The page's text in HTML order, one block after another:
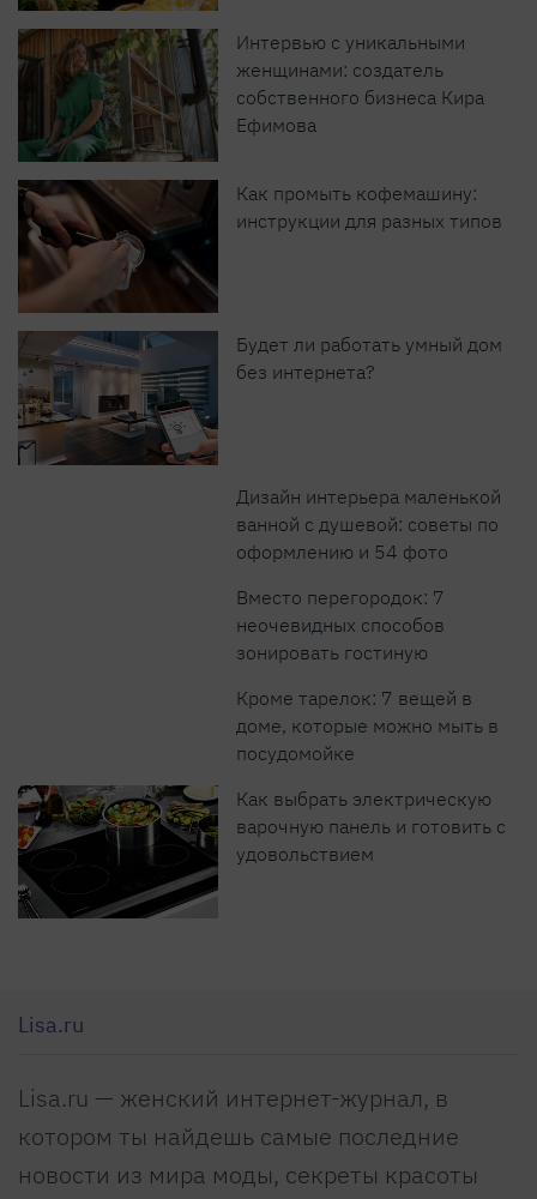
Интервью с уникальными
женщинами: создатель
собственного бизнеса Кира
Ефимова
Как промыть кофемашину:
инструкции для разных типов
Будет ли работать умный дом
без интернета?
Дизайн интерьера маленькой
ванной с душевой: советы по
оформлению и 54 фото
Вместо перегородок: 7
неочевидных способов
зонировать гостиную
Кроме тарелок: 7 вещей в
доме, которые можно мыть в
посудомойке
Как выбрать электрическую
варочную панель и готовить с
удовольствием
Lisa.ru
Lisa.ru — женский интернет-журнал, в
котором ты найдешь самые последние
новости из мира моды, секреты красоты